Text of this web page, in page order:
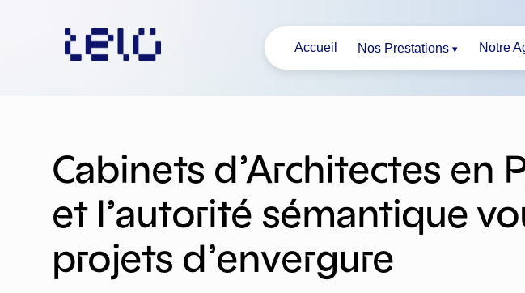
Accueil Nos Prestations Notre
Cabinets d’Architectes en
et l’autorité sémantique
projets d’envergure